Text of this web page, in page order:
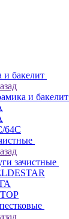
и бакелит
и бакелит
64С
зачистные